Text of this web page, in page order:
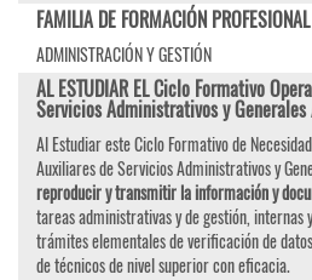
FAMILIA DE FORMACIÓN PROFESIONAL
ADMINISTRACIÓN Y GESTIÓN
AL ESTUDIAR EL Ciclo Formativo
Servicios Administrativos y Generales
Al Estudiar este Ciclo Formativo de
Auxiliares de Servicios Administrativos y
reproducir y transmitir la información y
tareas administrativas y de gestión, internas
trámites elementales de verificación de
de técnicos de nivel superior con eficacia.